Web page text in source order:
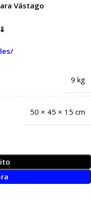
Vástago
9 kg
50 × 45 × 15 cm